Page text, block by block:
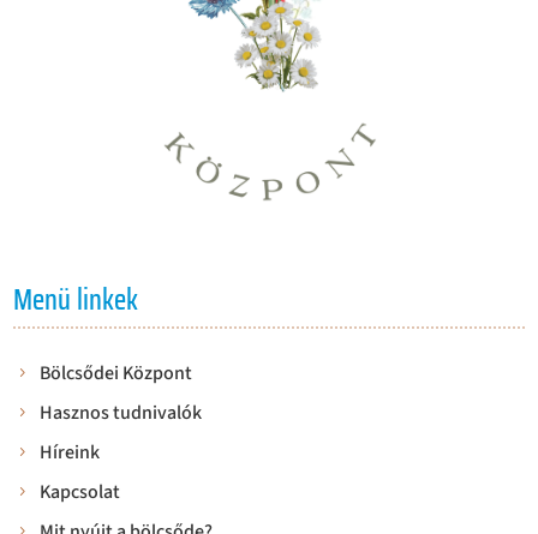
Menü linkek
Bölcsődei Központ
Hasznos tudnivalók
Híreink
Kapcsolat